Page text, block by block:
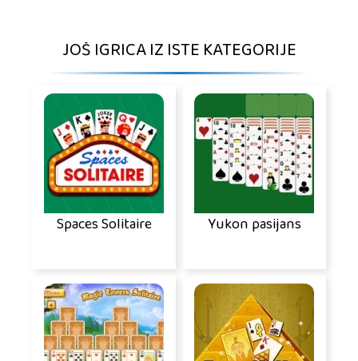
JOŠ IGRICA IZ ISTE KATEGORIJE
Spaces Solitaire Yukon pasijans